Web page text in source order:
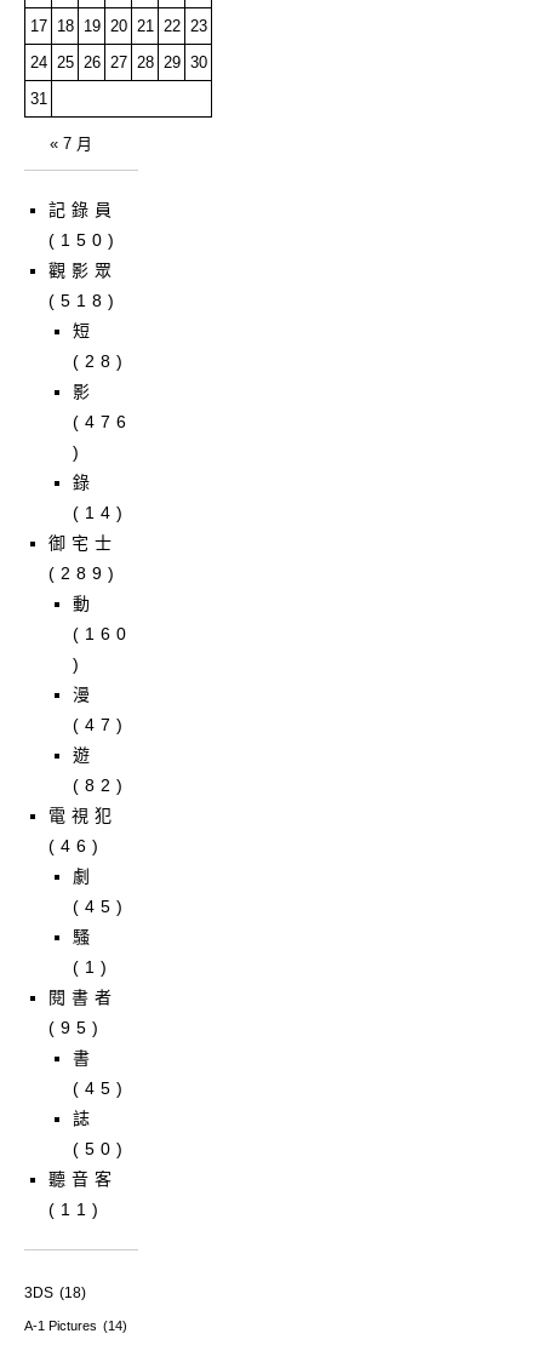
17 18 19 20 21 22
23
24
25 26 27 28 29 30
31
« 7 月
記錄員
(150)
觀影眾
(518)
短
(28)
影
(476
)
錄
(14)
御宅士
(289)
動
(160
)
漫
(47)
遊
(82)
電視犯
(46)
劇
(45)
騷
(1)
閱書者
(95)
書
(45)
誌
(50)
聽音客
(11)
3DS (18)
A-1 Pictures (14)